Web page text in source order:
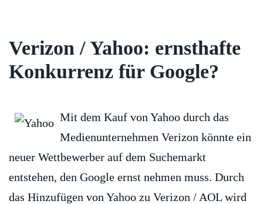
Verizon / Yahoo: ernsthafte
Konkurrenz für Google?
Mit dem Kauf von Yahoo durch das
Medienunternehmen Verizon könnte ein
neuer Wettbewerber auf dem Suchemarkt
entstehen, den Google ernst nehmen muss. Durch
das Hinzufügen von Yahoo zu Verizon / AOL wird